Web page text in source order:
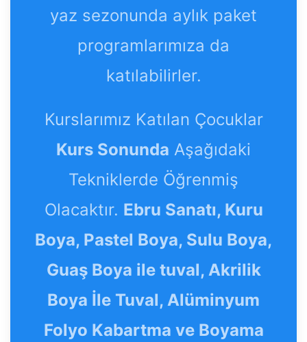
yaz sezonunda aylık paket
programlarımıza da
katılabilirler.
Kurslarımız Katılan Çocuklar
Kurs Sonunda Aşağıdaki
Tekniklerde Öğrenmiş
Olacaktır. Ebru Sanatı, Kuru
Boya, Pastel Boya, Sulu Boya,
Guaş Boya ile tuval, Akrilik
Boya İle Tuval, Alüminyum
Folyo Kabartma ve Boyama